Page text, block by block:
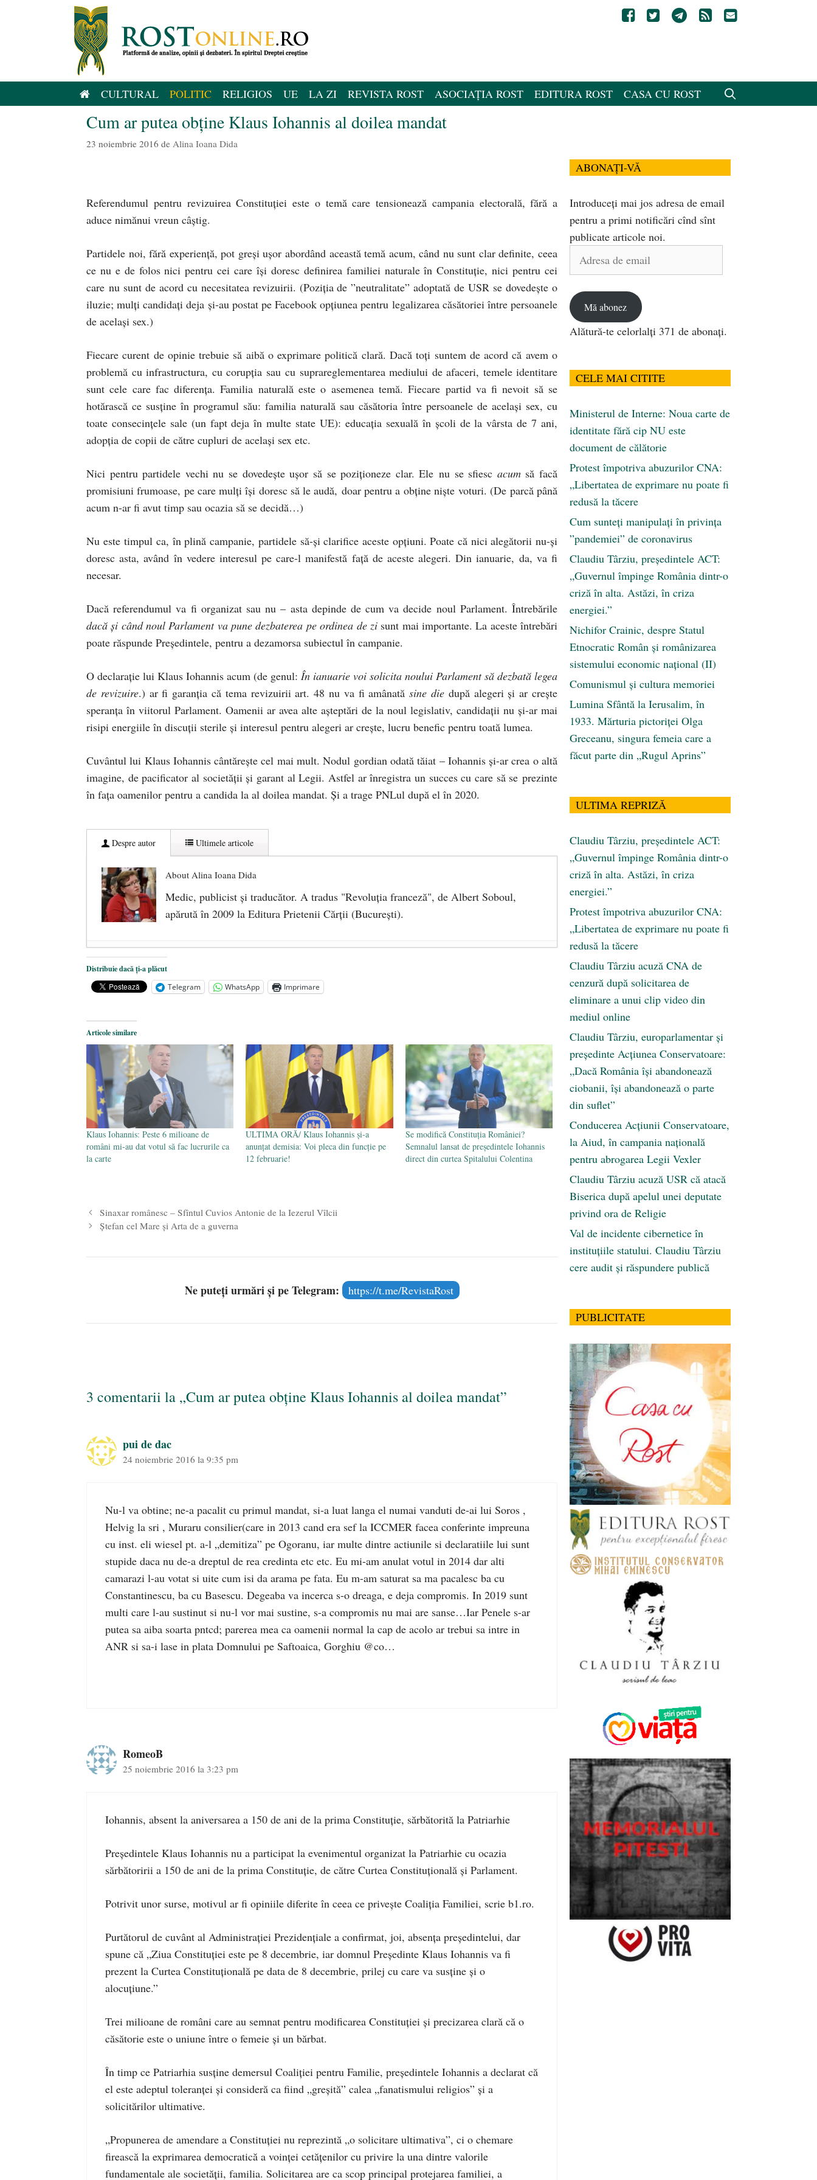
CULTURAL POLITIC RELIGIOS UE LA ZI REVISTA ROST ASOCIAȚIA ROST EDITURA ROST CASA CU ROST
Cum ar putea obține Klaus Iohannis al doilea mandat
23 noiembrie 2016 de Alina Ioana Dida
Referendumul pentru revizuirea Constituției este o temă care tensionează campania electorală, fără a
aduce nimănui vreun câștig.
Partidele noi, fără experiență, pot greși ușor abordând această temă acum, când nu sunt clar definite, ceea
ce nu e de folos nici pentru cei care își doresc definirea familiei naturale în Constituție, nici pentru cei
care nu sunt de acord cu necesitatea revizuirii. (Poziția de ”neutralitate” adoptată de USR se dovedește o
iluzie; mulți candidați deja și-au postat pe Facebook opțiunea pentru legalizarea căsătoriei între persoanele
de același sex.)
Fiecare curent de opinie trebuie să aibă o exprimare politică clară. Dacă toți suntem de acord că avem o
problemă cu infrastructura, cu corupția sau cu suprareglementarea mediului de afaceri, temele identitare
sunt cele care fac diferența. Familia naturală este o asemenea temă. Fiecare partid va fi nevoit să se
hotărască ce susține în programul său: familia naturală sau căsătoria între persoanele de același sex, cu
toate consecințele sale (un fapt deja în multe state UE): educația sexuală în școli de la vârsta de 7 ani,
adopția de copii de către cupluri de același sex etc.
Nici pentru partidele vechi nu se dovedește ușor să se poziționeze clar. Ele nu se sfiesc acumsă facă
promisiuni frumoase, pe care mulți își doresc să le audă, doar pentru a obține niște voturi. (De parcă până
acum n-ar fi avut timp sau ocazia să se decidă…)
Nu este timpul ca, în plină campanie, partidele să-și clarifice aceste opțiuni. Poate că nici alegătorii nu-și
doresc asta, având în vedere interesul pe care-l manifestă față de aceste alegeri. Din ianuarie, da, va fi
necesar.
Dacă referendumul va fi organizat sau nu – asta depinde de cum va decide noul Parlament. Întrebările
dacă și când noul Parlament va pune dezbaterea pe ordinea de zi sunt mai importante. La aceste întrebări
poate răspunde Președintele, pentru a dezamorsa subiectul în campanie.
O declarație lui Klaus Iohannis acum (de genul: În ianuarie voi solicita noului Parlament să dezbată legea
de revizuire.) ar fi garanția că tema revizuirii art. 48 nu va fi amânatăsine die după alegeri și ar crește
speranța în viitorul Parlament. Oamenii ar avea alte așteptări de la noul legislativ, candidații nu și-ar mai
risipi energiile în discuții sterile și interesul pentru alegeri ar crește, lucru benefic pentru toată lumea.
Cuvântul lui Klaus Iohannis cântărește cel mai mult. Nodul gordian odată tăiat – Iohannis și-ar crea o altă
imagine, de pacificator al societății și garant al Legii. Astfel ar înregistra un succes cu care să se prezinte
în fața oamenilor pentru a candida la al doilea mandat. Și a trage PNLul după el în 2020.
Despre autor Ultimele articole
About Alina Ioana Dida
Medic, publicist şi traducător. A tradus "Revoluţia franceză", de Albert Soboul,
apărută în 2009 la Editura Prietenii Cărţii (Bucureşti).
Ceva despre pandemie
O carte despre embrionul uman, ca persoană ce trebuie apărată
Societatea de Cultură Macedo-Română împlinește 140 de ani de la înființare
Distribuie dacă ți-a plăcut
Telegram
WhatsApp Imprimare
Articole similare
Klaus Iohannis: Peste 6 milioane de
români mi-au dat votul să fac lucrurile ca
la carte
ULTIMA ORĂ/ Klaus Iohannis și-a
anunțat demisia: Voi pleca din funcție pe
12 februarie!
Se modifică Constituția României?
Semnalul lansat de președintele Iohannis
direct din curtea Spitalului Colentina
Sinaxar românesc – Sfîntul Cuvios Antonie de la Iezerul Vîlcii
Ştefan cel Mare şi Arta de a guverna
Ne puteți urmări și pe Telegram: https://t.me/RevistaRost
3 comentarii la „Cum ar putea obține Klaus Iohannis al doilea mandat”
pui de dac
24 noiembrie 2016 la 9:35 pm
Nu-l va obtine; ne-a pacalit cu primul mandat, si-a luat langa el numai vanduti de-ai lui Soros ,
Helvig la sri , Muraru consilier(care in 2013 cand era sef la ICCMER facea conferinte impreuna
cu inst. eli wiesel pt. a-l „demitiza” pe Ogoranu, iar multe dintre actiunile si declaratiile lui sunt
stupide daca nu de-a dreptul de rea credinta etc etc. Eu mi-am anulat votul in 2014 dar alti
camarazi l-au votat si uite cum isi da arama pe fata. Eu m-am saturat sa ma pacalesc ba cu
Constantinescu, ba cu Basescu. Degeaba va incerca s-o dreaga, e deja compromis. In 2019 sunt
multi care l-au sustinut si nu-l vor mai sustine, s-a compromis nu mai are sanse…Iar Penele s-ar
putea sa aiba soarta pntcd; parerea mea ca oamenii normal la cap de acolo ar trebui sa intre in
ANR si sa-i lase in plata Domnului pe Saftoaica, Gorghiu @co…
RomeoB
25 noiembrie 2016 la 3:23 pm
Iohannis, absent la aniversarea a 150 de ani de la prima Constituție, sărbătorită la Patriarhie
Președintele Klaus Iohannis nu a participat la evenimentul organizat la Patriarhie cu ocazia
sărbătoririi a 150 de ani de la prima Constituție, de către Curtea Constituțională și Parlament.
Potrivit unor surse, motivul ar fi opiniile diferite în ceea ce privește Coaliția Familiei, scrie b1.ro.
Purtătorul de cuvânt al Administrației Prezidențiale a confirmat, joi, absența președintelui, dar
spune că „Ziua Constituției este pe 8 decembrie, iar domnul Președinte Klaus Iohannis va fi
prezent la Curtea Constituțională pe data de 8 decembrie, prilej cu care va susține și o
alocuțiune.”
Trei milioane de români care au semnat pentru modificarea Constituţiei şi precizarea clară că o
căsătorie este o uniune între o femeie şi un bărbat.
În timp ce Patriarhia susţine demersul Coaliţiei pentru Familie, preşedintele Iohannis a declarat că
el este adeptul toleranţei şi consideră ca fiind „greşită” calea „fanatismului religios” şi a
solicitărilor ultimative.
„Propunerea de amendare a Constituţiei nu reprezintă „o solicitare ultimativa”, ci o chemare
firească la exprimarea democratică a voinţei cetăţenilor cu privire la una dintre valorile
fundamentale ale societăţii, familia. Solicitarea are ca scop principal protejarea familiei, a
ABONAȚI-VĂ
Introduceți mai jos adresa de email
pentru a primi notificări cînd sînt
publicate articole noi.
Adresa
Mă abonez
Alătură-te celorlalți 371 de abonați.
CELE MAI CITITE
Ministerul de Interne: Noua carte de
identitate fără cip NU este
document de călătorie
Protest împotriva abuzurilor CNA:
„Libertatea de exprimare nu poate fi
redusă la tăcere
Cum sunteți manipulați în privința
”pandemiei” de coronavirus
Claudiu Târziu, președintele ACT:
„Guvernul împinge România dintr-o
criză în alta. Astăzi, în criza
energiei.”
Nichifor Crainic, despre Statul
Etnocratic Român şi românizarea
sistemului economic naţional (II)
Comunismul şi cultura memoriei
Lumina Sfântă la Ierusalim, în
1933. Mărturia pictoriței Olga
Greceanu, singura femeia care a
făcut parte din „Rugul Aprins”
ULTIMA REPRIZĂ
Claudiu Târziu, președintele ACT:
„Guvernul împinge România dintr-o
criză în alta. Astăzi, în criza
energiei.”
Protest împotriva abuzurilor CNA:
„Libertatea de exprimare nu poate fi
redusă la tăcere
Claudiu Târziu acuză CNA de
cenzură după solicitarea de
eliminare a unui clip video din
mediul online
Claudiu Târziu, europarlamentar și
președinte Acțiunea Conservatoare:
„Dacă România își abandonează
ciobanii, își abandonează o parte
din suflet”
Conducerea Acțiunii Conservatoare,
la Aiud, în campania națională
pentru abrogarea Legii Vexler
Claudiu Târziu acuză USR că atacă
Biserica după apelul unei deputate
privind ora de Religie
Val de incidente cibernetice în
instituțiile statului. Claudiu Târziu
cere audit și răspundere publică
PUBLICITATE